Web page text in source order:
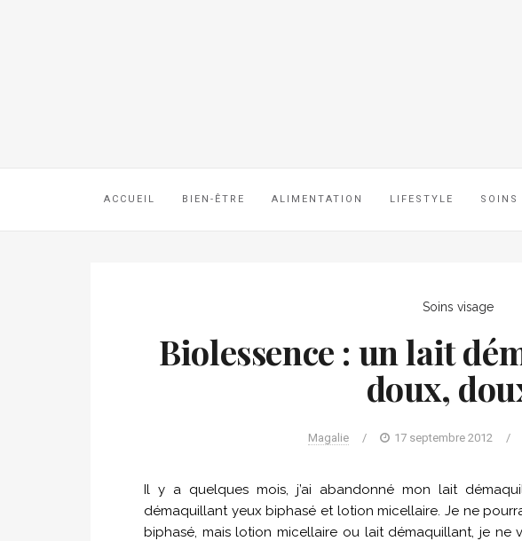
ACCUEIL BIEN-ÊTRE ALIMENTATION LIFESTYLE SOINS
Soins visage
Biolessence : un lait
doux,
Magalie / 17 septembre 2012 /
Il y a quelques mois, j’ai abandonné mon lait
démaquillant yeux biphasé et lotion micellaire. Je ne
biphasé, mais lotion micellaire ou lait démaquillant, je ne